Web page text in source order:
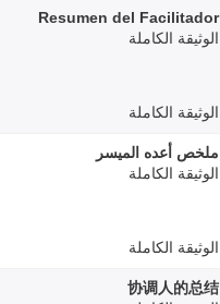
Resumen del Facilitador
الوثيقة الكاملة
الوثيقة الكاملة
ملخص أعده الميسر
الوثيقة الكاملة
الوثيقة الكاملة
协调人的总结